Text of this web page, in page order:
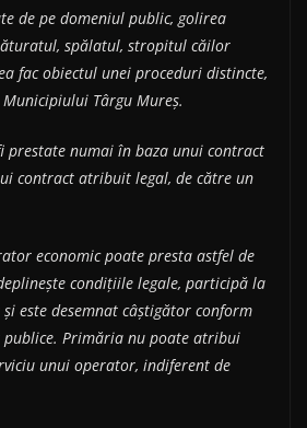
de pe domeniul public, golirea
spălatul, stropitul căilor
fac obiectul unei proceduri distincte,
Târgu Mureș.
prestate numai în baza unui contract
contract atribuit legal, de către un
economic poate presta astfel de
condițiile legale, participă la
este desemnat câștigător conform
Primăria nu poate atribui
unui operator, indiferent de